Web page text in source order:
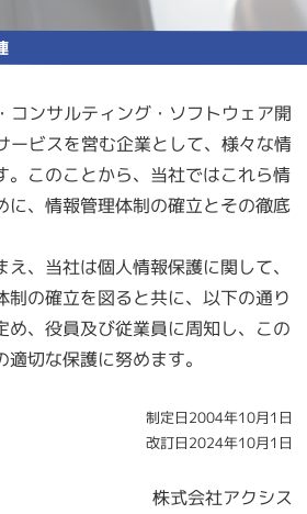
コンサルティング・ソフトウェア開
ービスを営む企業として、様々な情
。このことから、当社ではこれら情
に、情報管理体制の確立とその徹底
、当社は個人情報保護に関して、
制の確立を図ると共に、以下の通り
め、役員及び従業員に周知し、この
切な保護に努めます。
制定日2004年10月1日
改訂日2024年10月1日
株式会社アクシス